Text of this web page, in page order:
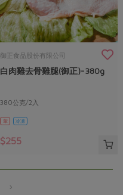
御正食品股份有限公司
白肉雞去骨雞腿(御正)-380g
380公克/2入
葷 冷凍
$255
›